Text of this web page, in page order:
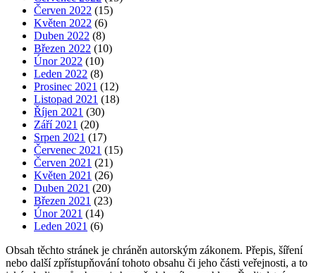
Červen 2022 (15)
Květen 2022 (6)
Duben 2022 (8)
Březen 2022 (10)
Únor 2022 (10)
Leden 2022 (8)
Prosinec 2021 (12)
Listopad 2021 (18)
Říjen 2021 (30)
Září 2021 (20)
Srpen 2021 (17)
Červenec 2021 (15)
Červen 2021 (21)
Květen 2021 (26)
Duben 2021 (20)
Březen 2021 (23)
Únor 2021 (14)
Leden 2021 (6)
Obsah těchto stránek je chráněn autorským zákonem. Přepis, šíření
nebo další zpřístupňování tohoto obsahu či jeho části veřejnosti, a to